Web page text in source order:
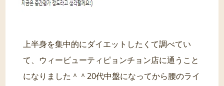
上半身を集中的にダイエットしたくて調べてい
て、ウィービューティピョンチョン店に通うこと
になりました＾＾20代中盤になってから腰のライ